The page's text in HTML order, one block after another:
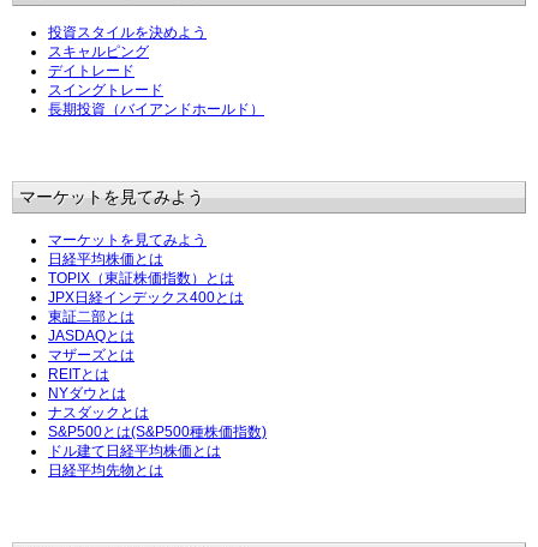
投資スタイルを決めよう
スキャルピング
デイトレード
スイングトレード
長期投資（バイアンドホールド）
マーケットを見てみよう
マーケットを見てみよう
日経平均株価とは
TOPIX（東証株価指数）とは
JPX日経インデックス400とは
東証二部とは
JASDAQとは
マザーズとは
REITとは
NYダウとは
ナスダックとは
S&P500とは(S&P500種株価指数)
ドル建て日経平均株価とは
日経平均先物とは